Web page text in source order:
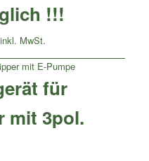
!!!
für
mit 3pol.